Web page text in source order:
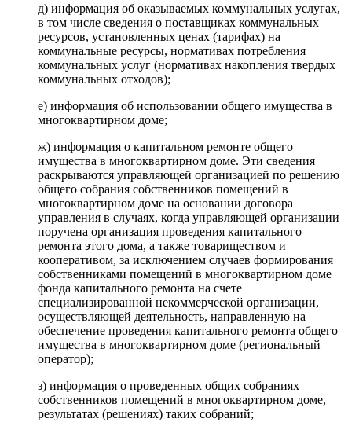
д) информация об оказываемых коммунальных услугах,
в том числе сведения о поставщиках коммунальных
ресурсов, установленных ценах (тарифах) на
коммунальные ресурсы, нормативах потребления
коммунальных услуг (нормативах накопления твердых
коммунальных отходов);
е) информация об использовании общего имущества в
многоквартирном доме;
ж) информация о капитальном ремонте общего
имущества в многоквартирном доме. Эти сведения
раскрываются управляющей организацией по решению
общего собрания собственников помещений в
многоквартирном доме на основании договора
управления в случаях, когда управляющей организации
поручена организация проведения капитального
ремонта этого дома, а также товариществом и
кооперативом, за исключением случаев формирования
собственниками помещений в многоквартирном доме
фонда капитального ремонта на счете
специализированной некоммерческой организации,
осуществляющей деятельность, направленную на
обеспечение проведения капитального ремонта общего
имущества в многоквартирном доме (региональный
оператор);
з) информация о проведенных общих собраниях
собственников помещений в многоквартирном доме,
результатах (решениях) таких собраний;